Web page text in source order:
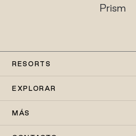
Prism
RESORTS
EXPLORAR
MÁS